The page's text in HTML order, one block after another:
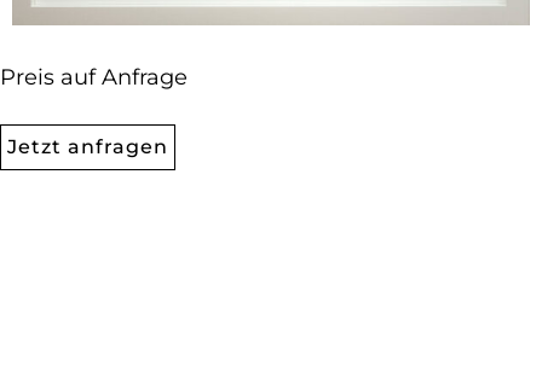
Preis auf Anfrage
Jetzt anfragen